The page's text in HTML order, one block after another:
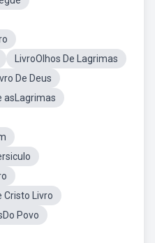
LivroOlhos De Lagrimas
De Deus
asLagrimas
Cristo Livro
Povo